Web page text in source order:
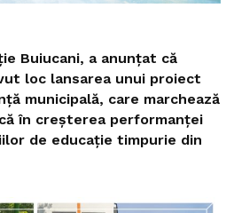
Buiucani, a anunțat că
loc lansarea unui proiect
municipală, care marchează
în creșterea performanței
de educație timpurie din